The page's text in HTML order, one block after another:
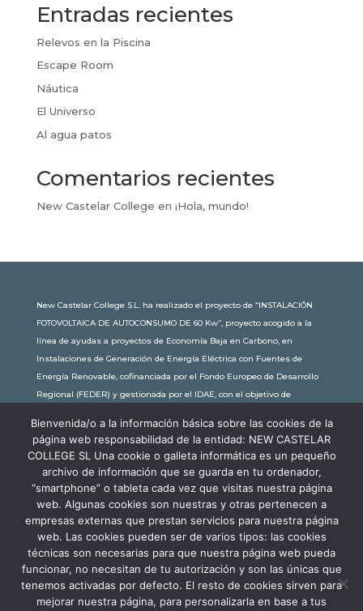
Entradas recientes
Relevos en la Piscina
Escape Room
Náutica
El Universo
Al agua patos
Comentarios recientes
New Castelar College en ¡Hola, mundo!
New Castelar College S.L. ha realizado el proyecto de “INSTALACIÓN
FOTOVOLTAICA DE AUTOCONSUMO DE 60 Kw”, proyecto acogido a la
línea de ayudas a proyectos de Economía Baja en Carbono, en
Instalaciones de Generación de Energía Eléctrica con Fuentes de
Energía Renovable, cofinanciada por el Fondo Europeo de Desarrollo
Regional (FEDER) y gestionada por el IDAE, con el objetivo de
subvención de 30.245,63€. Con una potencia instalada de 60kW, la
comunidad educativa de New Castelar ahorra al planeta 34,79
toneladas de CO2 al año, lo que equivale a recorrer 116.677 km en coche
o plantar 116 árboles al año.
Bienvenida/o a la información básica sobre las cookies de la
página web responsabilidad de la entidad: NEW CASTELAR
COLLEGE SL Una cookie o galleta informática es un pequeño
archivo de información que se guarda en tu ordenador,
“smartphone” o tableta cada vez que visitas nuestra página
web. Algunas cookies son nuestras y otras pertenecen a
empresas externas que prestan servicios para nuestra página
web. Las cookies pueden ser de varios tipos: las cookies
técnicas son necesarias para que nuestra página web pueda
funcionar, no necesitan de tu autorización y son las únicas que
tenemos activadas por defecto. El resto de cookies sirven para
mejorar nuestra página, para personalizarla en base a tus